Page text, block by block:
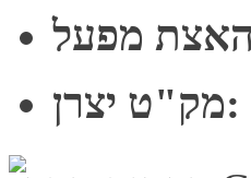
מק"ט יצרן: